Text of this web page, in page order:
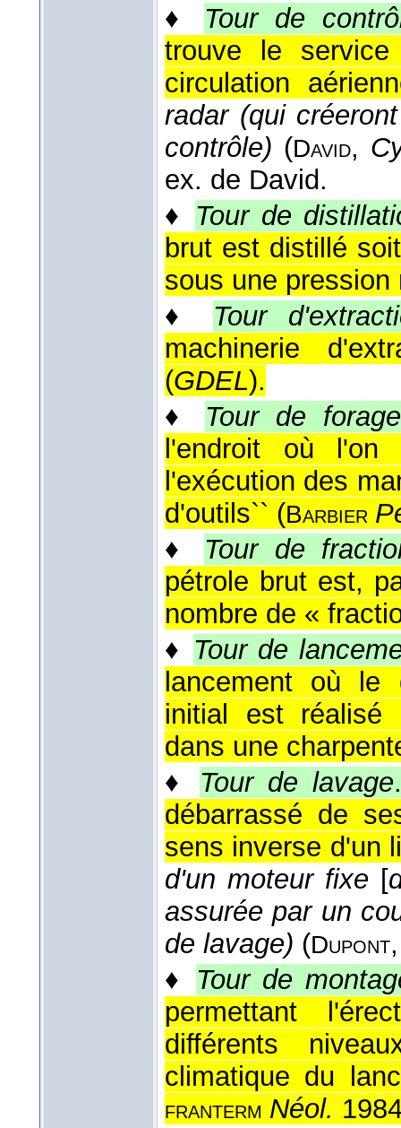
♦ Tour de
trouve le
circulation
radar (qui
contrôle) (David,
ex. de David.
♦ Tour de
brut est distillé
sous une pression
♦ Tour
machinerie
(GDEL).
♦ Tour de forage
l'endroit où l'on
l'exécution des
d'outils`` (Barbier
♦ Tour de
pétrole brut est,
nombre de «
♦ Tour de
lancement où le
initial est réalisé
dans une
♦ Tour de lavage.
débarrassé de
sens inverse d'un
d'un moteur fixe [
assurée par un
de lavage) (Dupont
♦ Tour de
permettant
différents
climatique du
franterm Néol.